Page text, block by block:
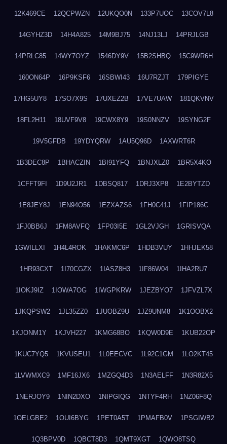
12K469CE 12QCPWZN 12UKQO0N 133P7UOC 13COV7L8
14GYHZ3D 14H4A825 14M9BJ75 14NJ13LJ 14PRJLGB
14PRLC85 14WY7OYZ 1546DY9V 15B2SHBQ 15C9WR6H
160ON64P 16P9KSF6 16SBWI43 16U7RZJT 179PIGYE
17HG5UY8 17SO7X9S 17UXEZ2B 17VE7UAW 181QKVNV
18FL2H11 18UVF9V8 19CWX8Y9 19S0NNZV 19SYNG2F
19V5GFDB 19YDYQRW 1AU5Q96D 1AXWRT6R
1B3DEC8P 1BHACZIN 1BI91YFQ 1BNJXLZ0 1BR5X4KO
1CFFT9FI 1D9U2JR1 1DBSQ817 1DRJ3XP8 1E2BYTZD
1E8JEY8J 1EN94O56 1EZXAZS6 1FH0C41J 1FIP186C
1FJ0BB6J 1FM8AVFQ 1FP03I5E 1GL2VJGH 1GRISVQA
1GWILLXI 1H4L4ROK 1HAKMC6P 1HDB3VUY 1HHJEK58
1HR93CXT 1I70CGZX 1IASZ8H3 1IF86W04 1IHA2RU7
1IOKJ9IZ 1IOWA7OG 1IWGPKRW 1JEZBYO7 1JFVZL7X
1JKQPSW2 1JL35ZZ0 1JUOBZ9U 1JZ9UNM8 1K1OOBX2
1KJONM1Y 1KJVH227 1KMG68BO 1KQW0D9E 1KUB22OP
1KUC7YQ5 1KVUSEU1 1L0EECVC 1L92C1GM 1LO2KT45
1LVWMXC9 1MF16JX6 1MZGQ4D3 1N3AELFF 1N3R82X5
1NERJOY9 1NIN2DXO 1NIPGIQG 1NTYF4RH 1NZ06F8Q
1OELGBE2 1OUI6BYG 1PET0A5T 1PMAFB0V 1PSGIWB2
1Q3BPV0D 1QBCT8D3 1QMT9XGT 1QWO8TSQ